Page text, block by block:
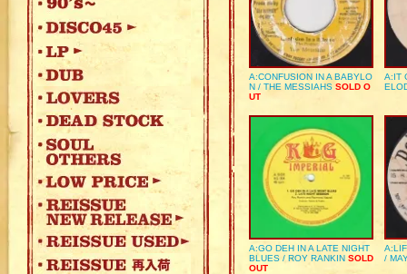
A:CONFUSION IN A BABYLO
N / THE MESSIAHS SOLD O
UT
A:IT
A:GO DEH IN A LATE NIGHT
BLUES / ROY RANKIN SOLD
OUT
/